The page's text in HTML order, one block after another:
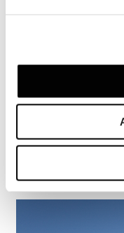
Valencia,